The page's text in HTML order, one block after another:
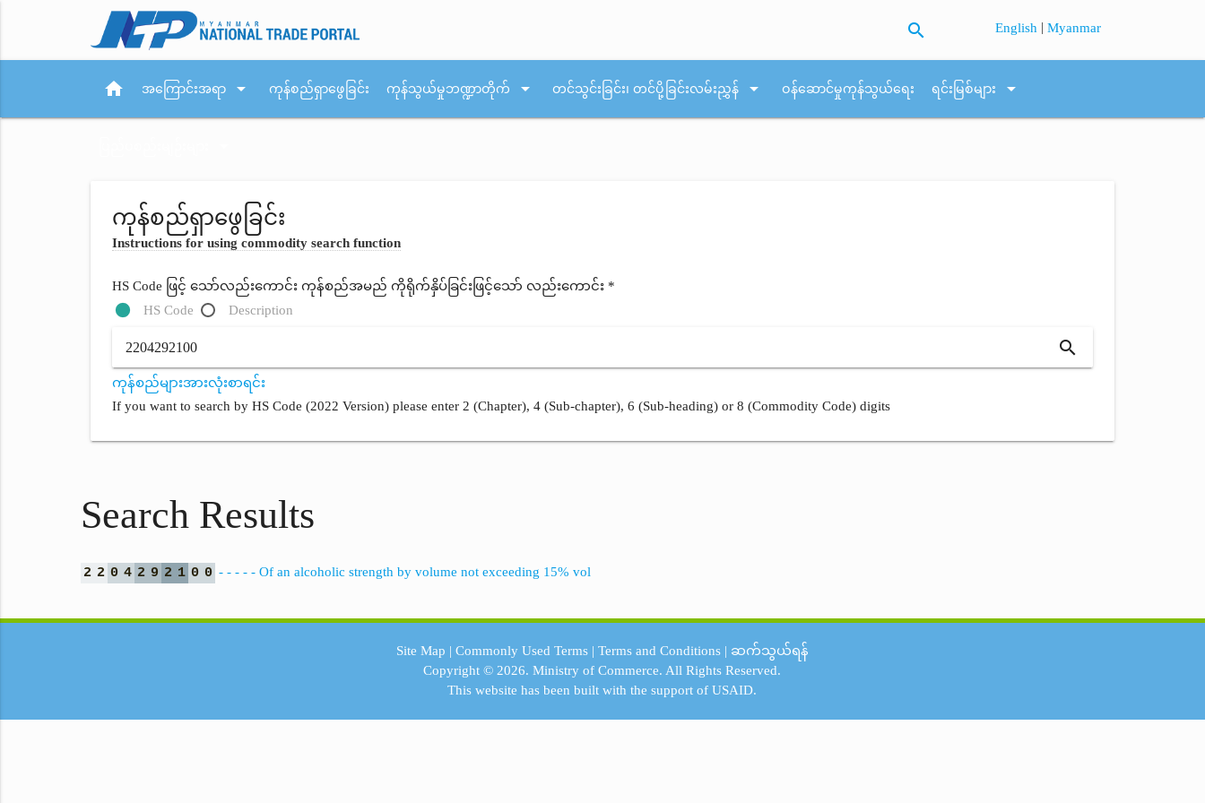
search English |Myanmar
home အကြောင်းအရာ arrow_drop_down ကုန်စည်ရှာဖွေခြင်း ကုန်သွယ်မှုဘဏ္ဍာတိုက် arrow_drop_down တင်သွင်းခြင်း၊ တင်ပို့ခြင်းလမ်းညွှန် arrow_drop_down ဝန်ဆောင်မှုကုန်သွယ်ရေး ရင်းမြစ်များ arrow_drop_down
ကုန်စည်ရှာဖွေခြင်း
Instructions for using commodity search function
HS Code ဖြင့် သော်လည်းကောင်း ကုန်စည်အမည် ကိုရိုက်နှိပ်ခြင်းဖြင့်သော် လည်းကောင်း *
HS Code
Description
search
ကုန်စည်များအားလုံးစာရင်း
If you want to search by HS Code (2022 Version) please enter 2 (Chapter), 4 (Sub-chapter), 6 (Sub-heading) or 8 (Commodity Code) digits
Search Results
2 2 0 4 2 9 2 1 0 0 - - - - - Of an alcoholic strength by volume not exceeding 15% vol
Site Map | Commonly Used Terms| Terms and Conditions| ဆက်သွယ်ရန်
Copyright © 2026.Ministry of Commerce. All Rights Reserved.
This website has been built with the support ofUSAID.